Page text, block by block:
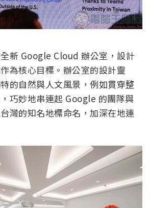
新 Google Cloud 辦公室，設計
為核心目標。辦公室的設計靈
的自然與人文風景，例如貫穿整
巧妙地串連起 Google 的團隊與
灣的知名地標命名，加深在地連